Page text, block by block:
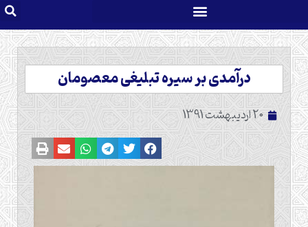
درآمدی بر سیره تبلیغی معصومان
20 اردیبهشت 1391